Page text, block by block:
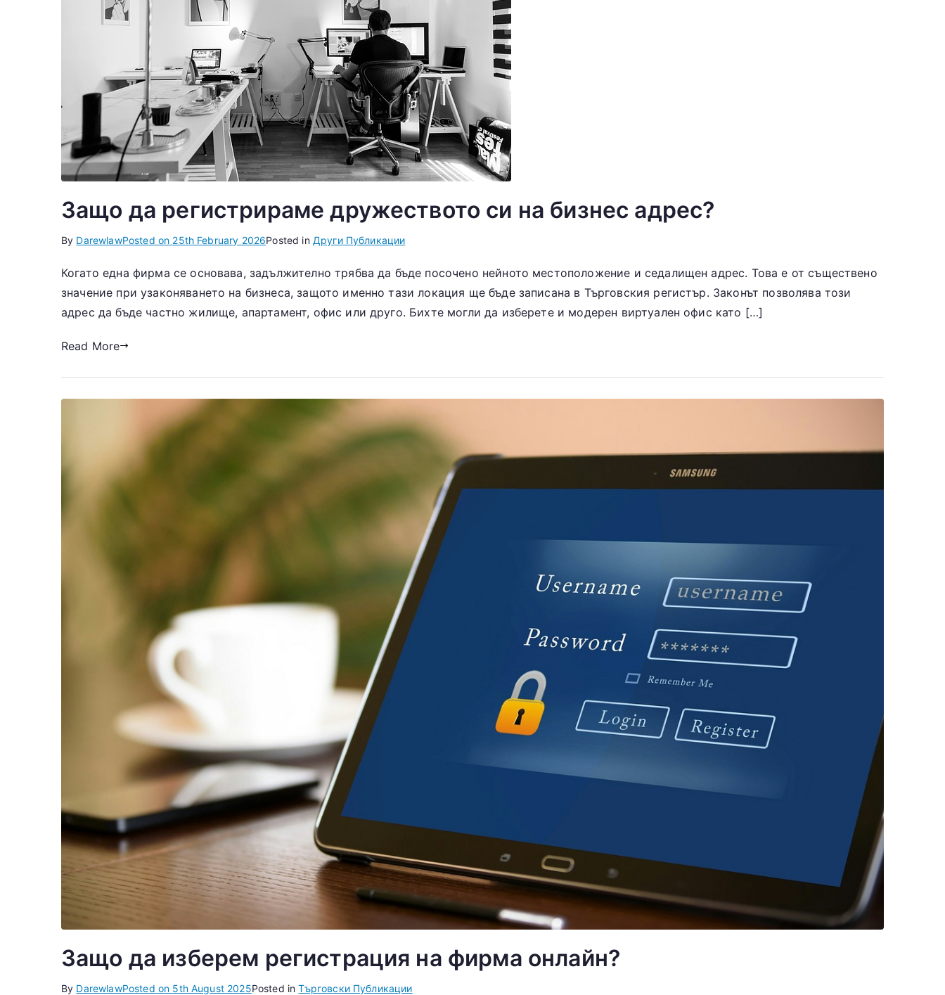
Защо да регистрираме дружеството си на бизнес адрес?
By DarewlawPosted on 25th February 2026Posted in Други Публикации
Когато една фирма се основава, задължително трябва да бъде посочено нейното местоположение и седалищен адрес. Това е от съществено
значение при узаконяването на бизнеса, защото именно тази локация ще бъде записана в Търговския регистър. Законът позволява този
адрес да бъде частно жилище, апартамент, офис или друго. Бихте могли да изберете и модерен виртуален офис като […]
Read More
Защо да изберем регистрация на фирма онлайн?
By DarewlawPosted on 5th August 2025Posted inТърговски Публикации